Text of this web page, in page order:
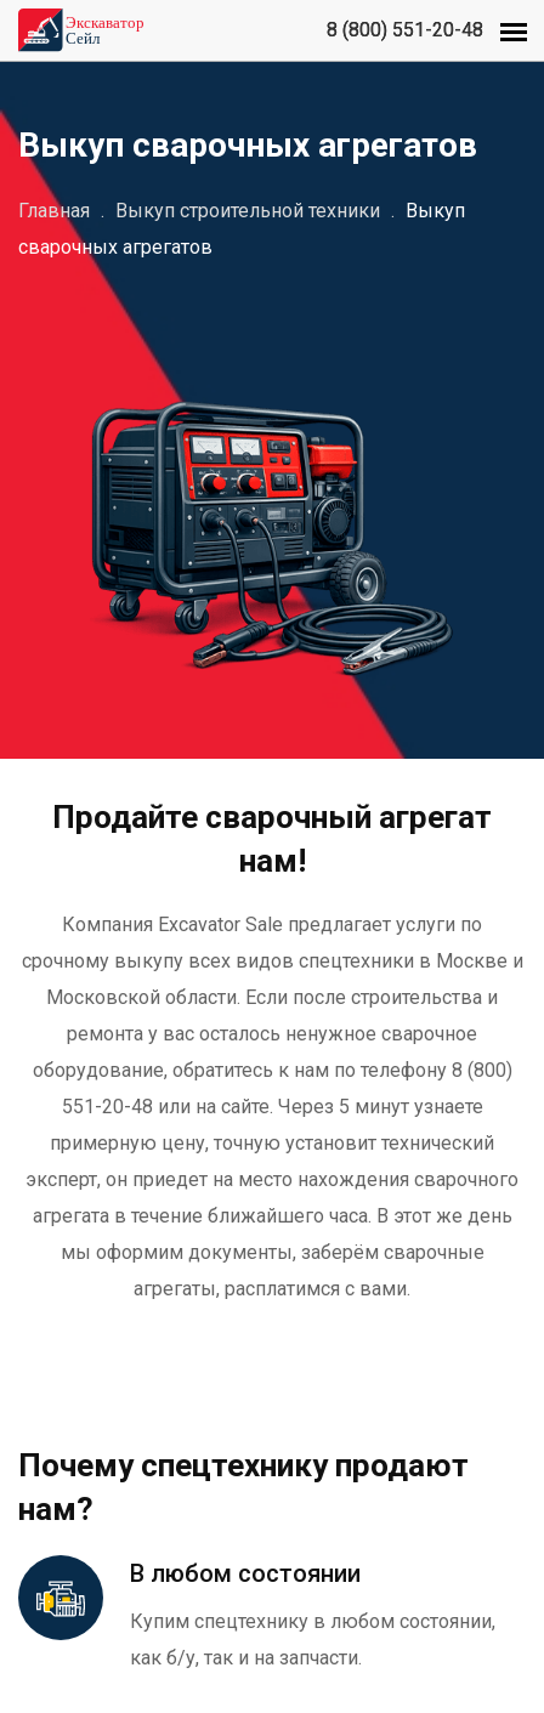
8 (800) 551-20-48
8 (800) 551-20-48
Выкуп сварочных агрегатов
Главная . Выкуп строительной техники . Выкуп
сварочных агрегатов
Продайте сварочный агрегат
нам!
Компания Excavator Sale предлагает услуги по
срочному выкупу всех видов спецтехники в Москве и
Московской области. Если после строительства и
ремонта у вас осталось ненужное сварочное
оборудование, обратитесь к нам по телефону 8 (800)
551-20-48 или на сайте. Через 5 минут узнаете
примерную цену, точную установит технический
эксперт, он приедет на место нахождения сварочного
агрегата в течение ближайшего часа. В этот же день
мы оформим документы, заберём сварочные
агрегаты, расплатимся с вами.
Почему спецтехнику продают
нам?
В любом состоянии
Купим спецтехнику в любом состоянии,
как б/у, так и на запчасти.